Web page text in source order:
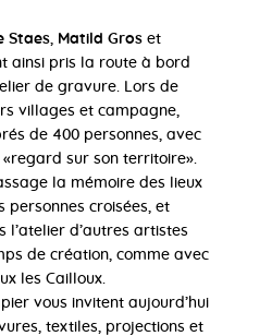
Staes Matild Gros et
ainsi pris la route à bord
de gravure. Lors de
villages et campagne,
de 400 personnes, avec
sur son territoire».
la mémoire des lieux
personnes croisées, et
l’atelier d’autres artistes
de création, comme avec
les Cailloux.
vous invitent aujourd’hui
textiles, projections et